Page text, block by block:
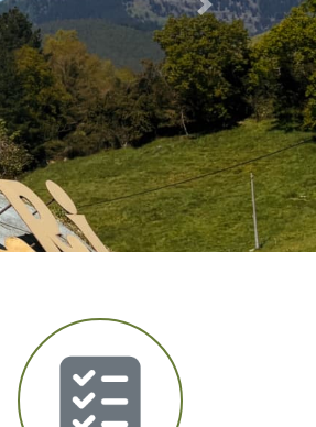
Siguiente